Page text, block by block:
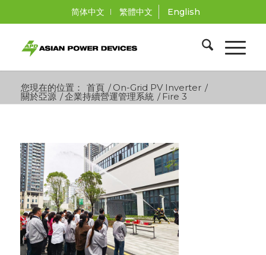
简体中文 繁體中文 English
您現在的位置： 首頁 / On-Grid PV Inverter /
關於亞源 /企業持續營運管理系統 / Fire 3